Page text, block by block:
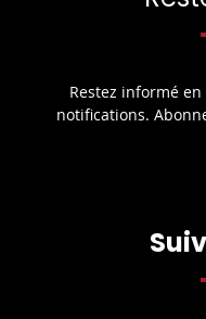
Restez informé
notifications.